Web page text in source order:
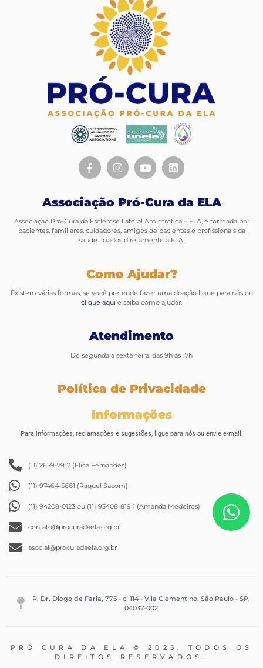
Associação Pró-Cura da ELA
Associação Pró-Cura da Esclerose Lateral Amiotrófica – ELA, é formada por
pacientes, familiares, cuidadores, amigos de pacientes e profissionais da
saúde ligados diretamente a ELA.
Como Ajudar?
Existem várias formas, se você pretende fazer uma doação ligue para nós ou
clique aqui e saiba como ajudar.
Atendimento
De segunda a sexta-feira, das 9h às 17h
Política de Privacidade
Informações
Para informações, reclamações e sugestões, ligue para nós ou envie e-mail:
(11) 2659-7912 (Élica Fernandes)
(11) 97464-5661 (Raquel Sacom)
(11) 94208-0123 ou (11) 93408-8194 (Amanda Medeiros)
contato@procuradaela.org.br
asocial@procuradaela.org.br
R. Dr. Diogo de Faria, 775 - cj 114 - Vila Clementino, São Paulo - SP,
04037-002
PRÓ CURA DA ELA © 2025. TODOS OS
DIREITOS RESERVADOS.